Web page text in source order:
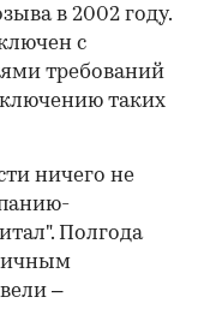
в 2002 году.
с
требований
таких
ничего не
Полгода
–